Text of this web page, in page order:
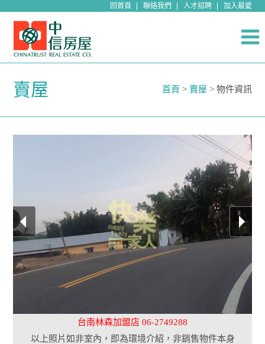
回首頁 聯絡我們 人才招聘 加入最愛
賣屋 首頁 > 賣屋 > 物件資訊
台南林森加盟店 06-2749288
以上照片如非室內，即為環境介紹，非銷售物件本身